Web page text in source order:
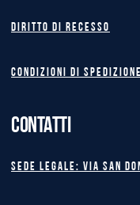
Diritto di recesso
Condizioni di spedizione
CONTATTI
Sede legale: Via San